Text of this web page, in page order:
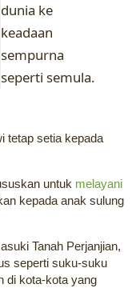
dunia ke
keadaan
sempurna
seperti semula.
tetap setia kepada
untuk melayani
kepada anak sulung
Tanah Perjanjian,
seperti suku-suku
di kota-kota yang